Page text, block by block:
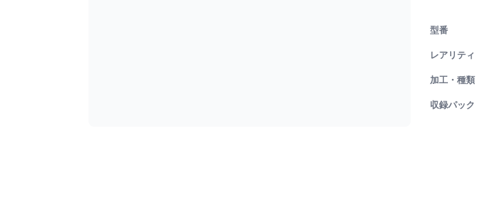
型番
レアリティ
加工・種類
収録パック